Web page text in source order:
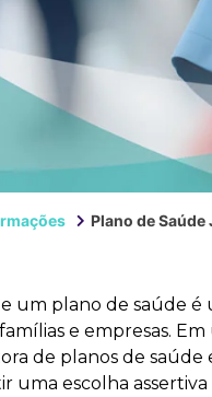
Plano de Saúde
um plano de saúde
e empresas.
de planos de saúde
uma escolha